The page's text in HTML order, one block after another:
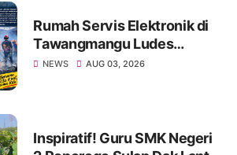
Rumah Servis Elektronik di
Tawangmangu Ludes
Terbakar, Kerugian Capai
NEWS AUG 03, 2026
Inspiratif! Guru SMK Negeri